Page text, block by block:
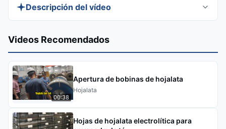
Descripción del vídeo
Descubra la Hoja de Acero Estañado TS245
hojalata de alta calidad ofrece un recubrimiento
de estaño personalizable, acabados superficiales
y niveles de dureza, lo que garantiza durabilidad
y versatilidad para diversas necesidades de
Videos Recomendados
00:38
Apertura de bobinas de hojalata
Hojalata
Hojas de hojalata electrolítica para